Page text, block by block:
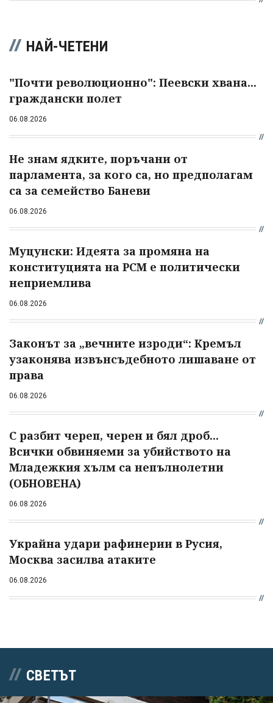
НАЙ-ЧЕТЕНИ
"Почти революционно": Пеевски хвана...
граждански полет
06.08.2026
Не знам ядките, поръчани от
парламента, за кого са, но предполагам
са за семейство Баневи
06.08.2026
Муцунски: Идеята за промяна на
конституцията на РСМ е политически
неприемлива
06.08.2026
Законът за „вечните изроди“: Кремъл
узаконява извънсъдебното лишаване от
права
06.08.2026
С разбит череп, черен и бял дроб...
Всички обвиняеми за убийството на
Младежкия хълм са непълнолетни
(ОБНОВЕНА)
06.08.2026
Украйна удари рафинерии в Русия,
Москва засилва атаките
06.08.2026
СВЕТЪТ